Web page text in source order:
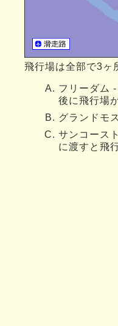
飛行場は全部で3ヶ
フリーダム
後に飛行場
グランドモ
サンコース
に渡すと飛